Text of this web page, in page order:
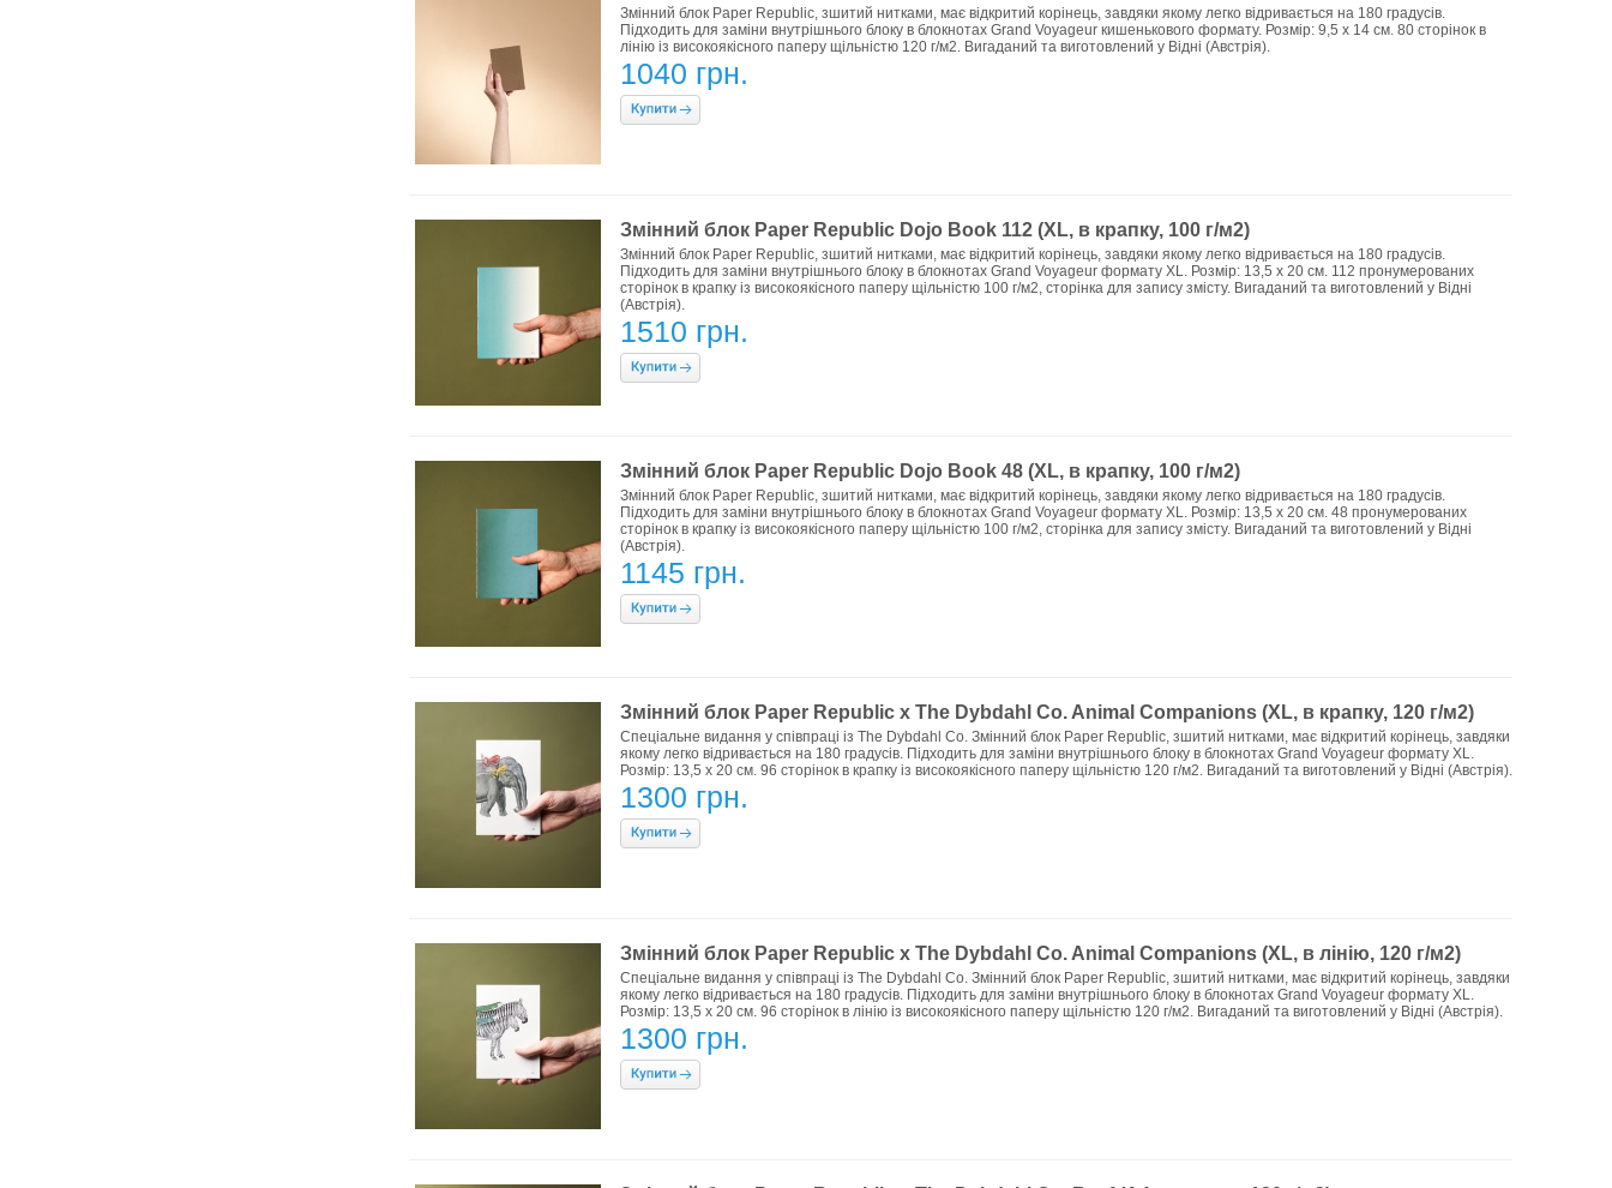
Змінний блок Paper Republic, зшитий нитками, має відкритий корінець, завдяки якому легко відривається на 180 градусів.
Підходить для заміни внутрішнього блоку в блокнотах Grand Voyageur кишенькового формату. Розмір: 9,5 х 14 см. 80 сторінок в
лінію із високоякісного паперу щільністю 120 г/м2. Вигаданий та виготовлений у Відні (Австрія).
1040 грн.
Змінний блок Paper Republic Dojo Book 112 (XL, в крапку, 100 г/м2)
Змінний блок Paper Republic, зшитий нитками, має відкритий корінець, завдяки якому легко відривається на 180 градусів.
Підходить для заміни внутрішнього блоку в блокнотах Grand Voyageur формату XL. Розмір: 13,5 х 20 см. 112 пронумерованих
сторінок в крапку із високоякісного паперу щільністю 100 г/м2, сторінка для запису змісту. Вигаданий та виготовлений у Відні
(Австрія).
1510 грн.
Змінний блок Paper Republic Dojo Book 48 (XL, в крапку, 100 г/м2)
Змінний блок Paper Republic, зшитий нитками, має відкритий корінець, завдяки якому легко відривається на 180 градусів.
Підходить для заміни внутрішнього блоку в блокнотах Grand Voyageur формату XL. Розмір: 13,5 х 20 см. 48 пронумерованих
сторінок в крапку із високоякісного паперу щільністю 100 г/м2, сторінка для запису змісту. Вигаданий та виготовлений у Відні
(Австрія).
1145 грн.
Змінний блок Paper Republic x The Dybdahl Co. Animal Companions (XL, в крапку, 120 г/м2)
Спеціальне видання у співпраці із The Dybdahl Co. Змінний блок Paper Republic, зшитий нитками, має відкритий корінець, завдяки
якому легко відривається на 180 градусів. Підходить для заміни внутрішнього блоку в блокнотах Grand Voyageur формату XL.
Розмір: 13,5 х 20 см. 96 сторінок в крапку із високоякісного паперу щільністю 120 г/м2. Вигаданий та виготовлений у Відні (Австрія).
1300 грн.
Змінний блок Paper Republic x The Dybdahl Co. Animal Companions (XL, в лінію, 120 г/м2)
Спеціальне видання у співпраці із The Dybdahl Co. Змінний блок Paper Republic, зшитий нитками, має відкритий корінець, завдяки
якому легко відривається на 180 градусів. Підходить для заміни внутрішнього блоку в блокнотах Grand Voyageur формату XL.
Розмір: 13,5 х 20 см. 96 сторінок в лінію із високоякісного паперу щільністю 120 г/м2. Вигаданий та виготовлений у Відні (Австрія).
1300 грн.